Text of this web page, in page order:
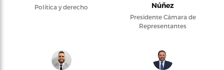
Política y derecho
Núñez
Presidente Cámara de
Representantes